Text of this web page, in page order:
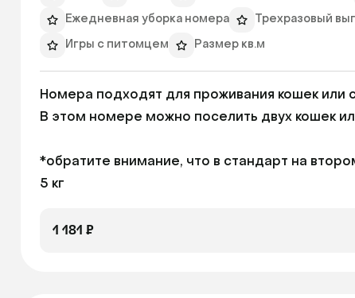
Ежедневная уборка номера Трехразовый
Игры с питомцем Размер кв.м
Номера подходят для проживания кошек или
В этом номере можно поселить двух кошек
*обратите внимание, что в стандарт на
5 кг
1 181 ₽